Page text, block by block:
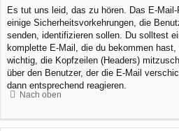
Es tut uns leid, das zu hören. Das E-
einige Sicherheitsvorkehrungen, die
senden, identifizieren sollen. Du solltest
komplette E-Mail, die du bekommen
wichtig, die Kopfzeilen (Headers)
über den Benutzer, der die E-Mail
dann entsprechend reagieren.
Nach oben